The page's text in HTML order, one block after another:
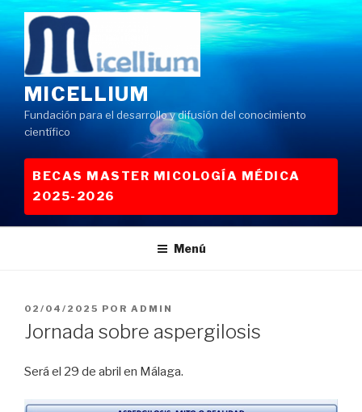
Saltar
al
contenido
MICELLIUM
Fundación para el desarrollo y difusión del conocimiento
científico
BECAS MASTER MICOLOGÍA MÉDICA
2025-2026
Menú
PUBLICADO
EL
02/04/2025 POR ADMIN
Jornada sobre aspergilosis
Será el 29 de abril en Málaga.